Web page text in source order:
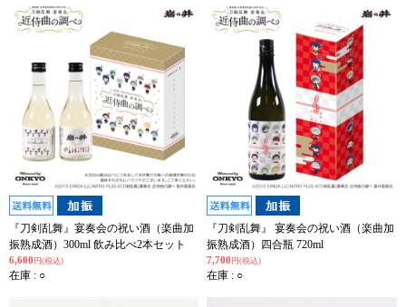
『刀剣乱舞』宴奏会の祝い酒（楽曲加
振熟成酒）300ml 飲み比べ2本セット
6,600 円(税込)
在庫 : ○
『刀剣乱舞』 宴奏会の祝い酒（楽曲加
振熟成酒）四合瓶 720ml
7,700 円(税込)
在庫 : ○